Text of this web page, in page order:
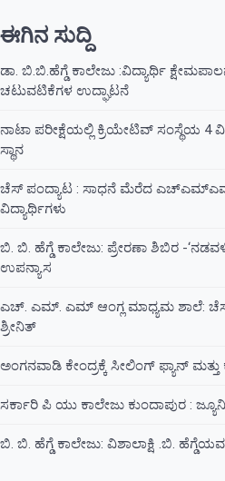
ಈಗಿನ ಸುದ್ದಿ
ಡಾ. ಬಿ.ಬಿ.ಹೆಗ್ಡೆ ಕಾಲೇಜು :ವಿದ್ಯಾರ್ಥಿ
ಚಟುವಟಿಕೆಗಳ ಉದ್ಘಾಟನೆ
ನಾಟಾ ಪರೀಕ್ಷೆಯಲ್ಲಿ ಕ್ರಿಯೇಟಿವ್ ಸಂಸ್ಥೆಯ 4
ಸ್ಥಾನ
ಚೆಸ್ ಪಂದ್ಯಾಟ : ಸಾಧನೆ ಮೆರೆದ
ವಿದ್ಯಾರ್ಥಿಗಳು
ಬಿ. ಬಿ. ಹೆಗ್ಡೆ ಕಾಲೇಜು: ಪ್ರೇರಣಾ ಶಿಬಿರ -
ಉಪನ್ಯಾಸ
ಎಚ್. ಎಮ್. ಎಮ್ ಆಂಗ್ಲ ಮಾಧ್ಯಮ ಶಾಲೆ: ಚೆಸ್
ಶ್ರೀನಿತ್
ಅಂಗನವಾಡಿ ಕೇಂದ್ರಕ್ಕೆ ಸೀಲಿಂಗ್ ಫ್ಯಾನ್
ಸರ್ಕಾರಿ ಪಿ ಯು ಕಾಲೇಜು ಕುಂದಾಪುರ :
ಬಿ. ಬಿ. ಹೆಗ್ಡೆ ಕಾಲೇಜು: ವಿಶಾಲಾಕ್ಷಿ .ಬಿ.